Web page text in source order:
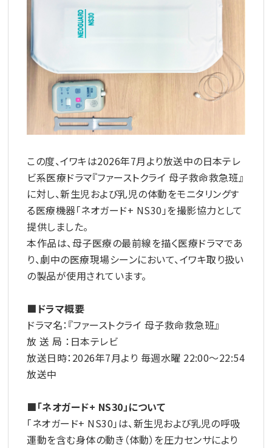
この度、イワキは2026年7月より放送中の日本テレ
ビ系医療ドラマ『ファーストクライ 母子救命救急班』
に対し、新生児および乳児の体動をモニタリングす
る医療機器「ネオガード+ NS30」を撮影協力として
提供しました。
本作品は、母子医療の最前線を描く医療ドラマであ
り、劇中の医療現場シーンにおいて、イワキ取り扱い
の製品が使用されています。
■ドラマ概要
ドラマ名：『ファーストクライ 母子救命救急班』
放 送 局 ：日本テレビ
放送日時：2026年7月より 毎週水曜 22:00～22:54
放送中
■「ネオガード+ NS30」について
「ネオガード+ NS30」は、新生児および乳児の呼吸
運動を含む身体の動き（体動）を圧力センサにより